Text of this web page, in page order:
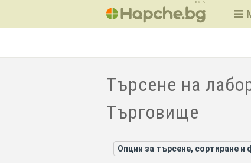
BETA
Търсене на
Търговище
Опции за търсене, сортиране и